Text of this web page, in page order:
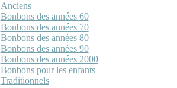
Anciens
Bonbons des années 60
Bonbons des années 70
Bonbons des années 80
Bonbons des années 90
Bonbons des années 2000
Bonbons pour les enfants
Traditionnels